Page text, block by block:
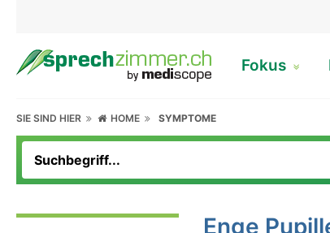
Fokus
SIE SIND HIER HOME SYMPTOME
Enge